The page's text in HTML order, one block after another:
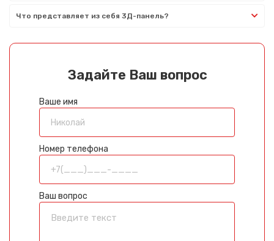
Что представляет из себя 3Д-панель?
Задайте Ваш вопрос
Ваше имя
Номер телефона
Ваш вопрос